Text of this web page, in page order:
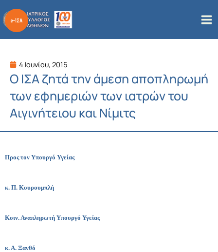
στο
περιεχόμενο
4 Ιουνίου, 2015
Ο ΙΣΑ ζητά την άμεση αποπληρωμή
των εφημεριών των ιατρών του
Αιγινήτειου και Νίμιτς
Προς τον Υπουργό Υγείας
κ. Π. Κουρουμπλή
Κοιν. Αναπληρωτή Υπουργό Υγείας
κ. Α. Ξανθό